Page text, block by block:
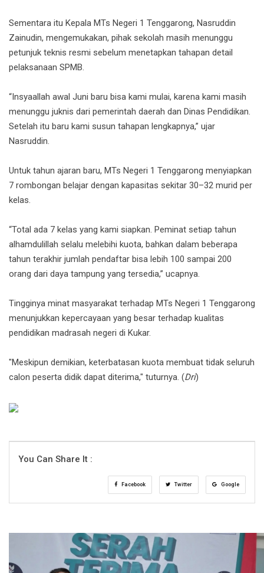
Sementara itu Kepala MTs Negeri 1 Tenggarong, Nasruddin
Zainudin, mengemukakan, pihak sekolah masih menunggu
petunjuk teknis resmi sebelum menetapkan tahapan detail
pelaksanaan SPMB.
“Insyaallah awal Juni baru bisa kami mulai, karena kami masih
menunggu juknis dari pemerintah daerah dan Dinas Pendidikan.
Setelah itu baru kami susun tahapan lengkapnya,” ujar
Nasruddin.
Untuk tahun ajaran baru, MTs Negeri 1 Tenggarong menyiapkan
7 rombongan belajar dengan kapasitas sekitar 30–32 murid per
kelas.
“Total ada 7 kelas yang kami siapkan. Peminat setiap tahun
alhamdulillah selalu melebihi kuota, bahkan dalam beberapa
tahun terakhir jumlah pendaftar bisa lebih 100 sampai 200
orang dari daya tampung yang tersedia,” ucapnya.
Tingginya minat masyarakat terhadap MTs Negeri 1 Tenggarong
menunjukkan kepercayaan yang besar terhadap kualitas
pendidikan madrasah negeri di Kukar.
"Meskipun demikian, keterbatasan kuota membuat tidak seluruh
calon peserta didik dapat diterima," tuturnya. (Dri)
You Can Share It :
Facebook Twitter Google